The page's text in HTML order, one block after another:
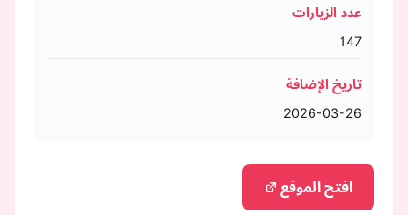
عدد الزيارات
147
تاريخ الإضافة
2026-03-26
افتح الموقع